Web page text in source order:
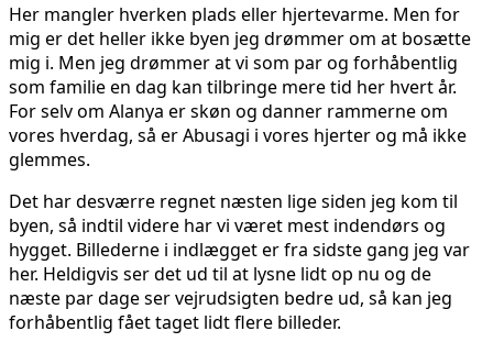
Her mangler hverken plads eller hjertevarme. Men for
mig er det heller ikke byen jeg drømmer om at bosætte
mig i. Men jeg drømmer at vi som par og forhåbentlig
som familie en dag kan tilbringe mere tid her hvert år.
For selv om Alanya er skøn og danner rammerne om
vores hverdag, så er Abusagi i vores hjerter og må ikke
glemmes.
Det har desværre regnet næsten lige siden jeg kom til
byen, så indtil videre har vi været mest indendørs og
hygget. Billederne i indlægget er fra sidste gang jeg var
her. Heldigvis ser det ud til at lysne lidt op nu og de
næste par dage ser vejrudsigten bedre ud, så kan jeg
forhåbentlig fået taget lidt flere billeder.